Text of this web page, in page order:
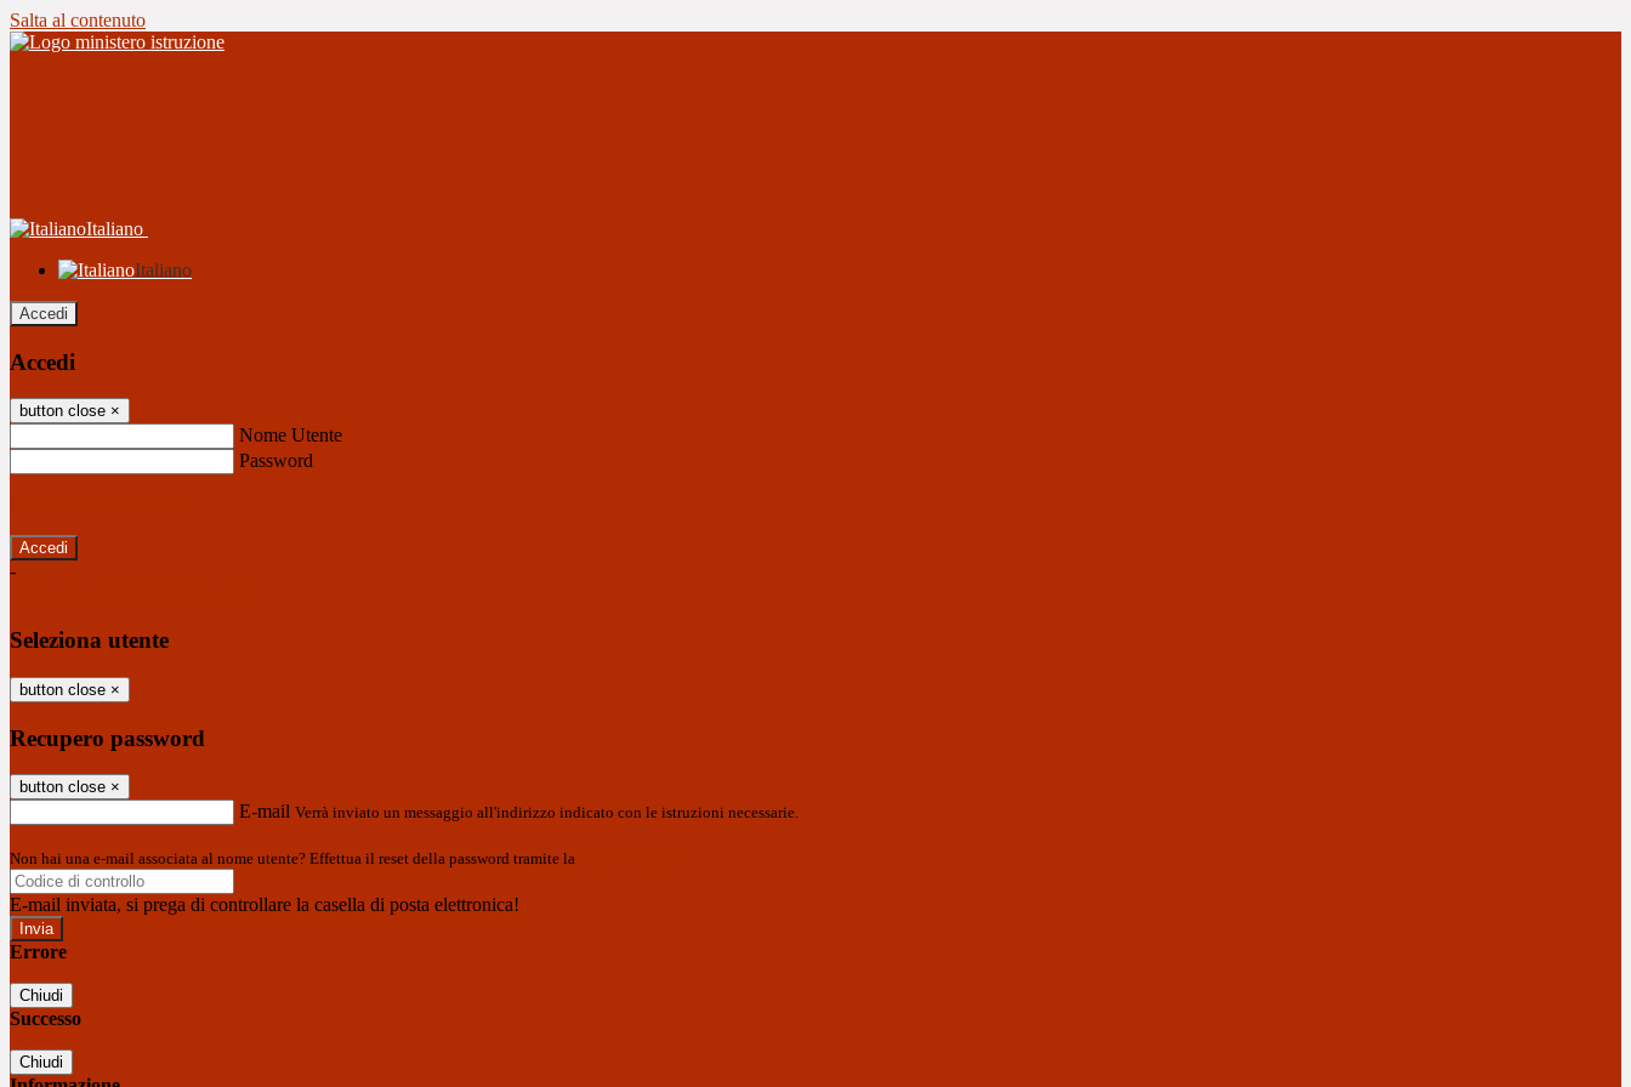
Salta al contenuto
Italiano
Italiano
Accedi
Accedi
button close ×
Nome Utente
Password
-
Seleziona utente
button close ×
Recupero password
button close ×
E-mail Verrà inviato un messaggio all'indirizzo indicato con le istruzioni necessarie.
Non hai una e-mail associata al nome utente? Effettua il reset della password tramite la
E-mail inviata, si prega di controllare la casella di posta elettronica!
Errore
Chiudi
Successo
Chiudi